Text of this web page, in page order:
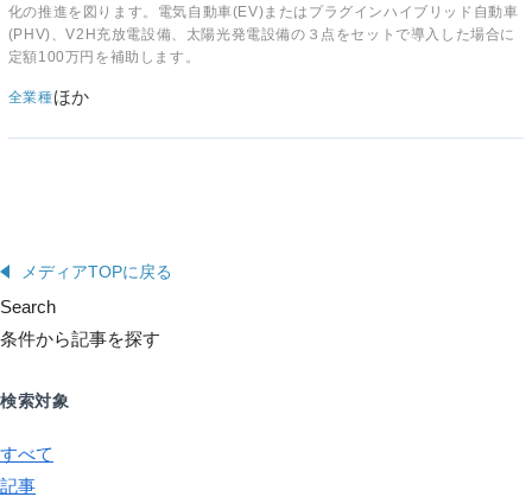
化の推進を図ります。電気自動車(EV)またはプラグインハイブリッド自動車
(PHV)、V2H充放電設備、太陽光発電設備の３点をセットで導入した場合に
定額100万円を補助します。
全業種ほか
メディアTOPに戻る
Search
条件から記事を探す
検索対象
すべて
記事